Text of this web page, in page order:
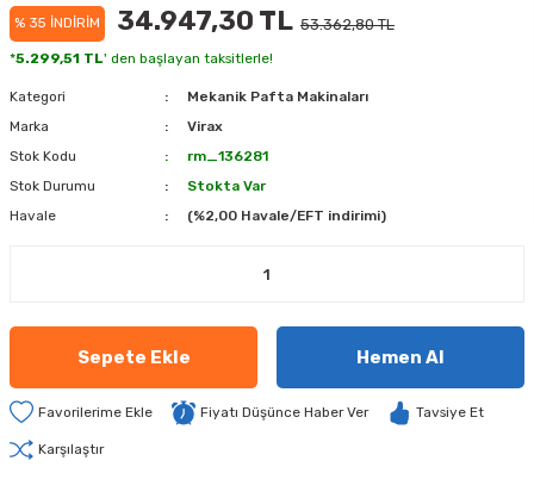
% 35 İNDİRİM 34.947,30 TL 53.362,80 TL
*5.299,51 TL' den başlayan taksitlerle!
Kategori
Mekanik Pafta Makinaları
Marka
Virax
Stok Kodu
rm_136281
Stok Durumu
Stokta Var
Havale
(%2,00 Havale/EFT indirimi)
Sepete Ekle Hemen Al
Fiyatı Düşünce Haber Ver Tavsiye Et
Karşılaştır